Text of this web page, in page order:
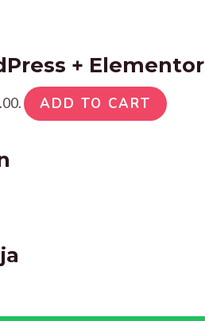
+ Elementor
ADD TO CART